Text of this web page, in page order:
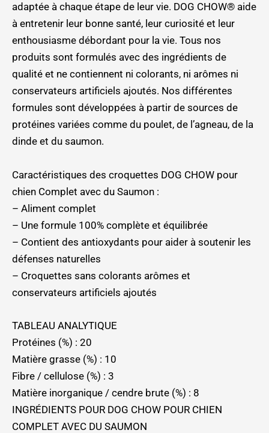
adaptée à chaque étape de leur vie. DOG CHOW® aide
à entretenir leur bonne santé, leur curiosité et leur
enthousiasme débordant pour la vie. Tous nos
produits sont formulés avec des ingrédients de
qualité et ne contiennent ni colorants, ni arômes ni
conservateurs artificiels ajoutés. Nos différentes
formules sont développées à partir de sources de
protéines variées comme du poulet, de l’agneau, de la
dinde et du saumon.
Caractéristiques des croquettes DOG CHOW pour
chien Complet avec du Saumon :
– Aliment complet
– Une formule 100% complète et équilibrée
– Contient des antioxydants pour aider à soutenir les
défenses naturelles
– Croquettes sans colorants arômes et
conservateurs artificiels ajoutés
TABLEAU ANALYTIQUE
Protéines (%) : 20
Matière grasse (%) : 10
Fibre / cellulose (%) : 3
Matière inorganique / cendre brute (%) : 8
INGRÉDIENTS POUR DOG CHOW POUR CHIEN
COMPLET AVEC DU SAUMON